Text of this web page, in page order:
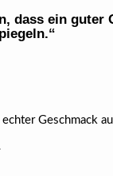
dass ein
Geschmack